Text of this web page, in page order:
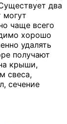
два
могут
чаще всего
хорошо
удалять
получают
крыши,
свеса,
сечение